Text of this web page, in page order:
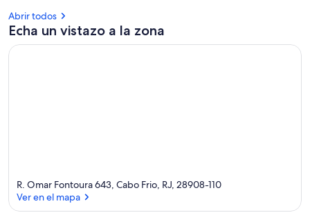
Abrir todos
Echa un vistazo a la zona
R. Omar Fontoura 643, Cabo Frio, RJ, 28908-110
Ver en el mapa